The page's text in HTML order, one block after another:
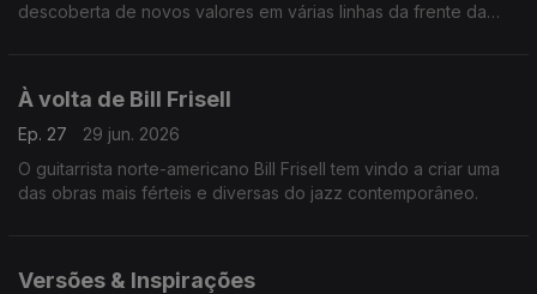
descoberta de novos valores em várias linhas da frente da
À volta de Bill Frisell
Ep. 27
29 jun. 2026
O guitarrista norte-americano Bill Frisell tem vindo a criar uma
das obras mais férteis e diversas do jazz contemporâneo.
Versões & Inspirações